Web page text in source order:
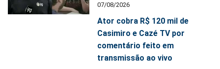
07/08/2026
Ator cobra R$ 120 mil de
Casimiro e Cazé TV por
comentário feito em
transmissão ao vivo